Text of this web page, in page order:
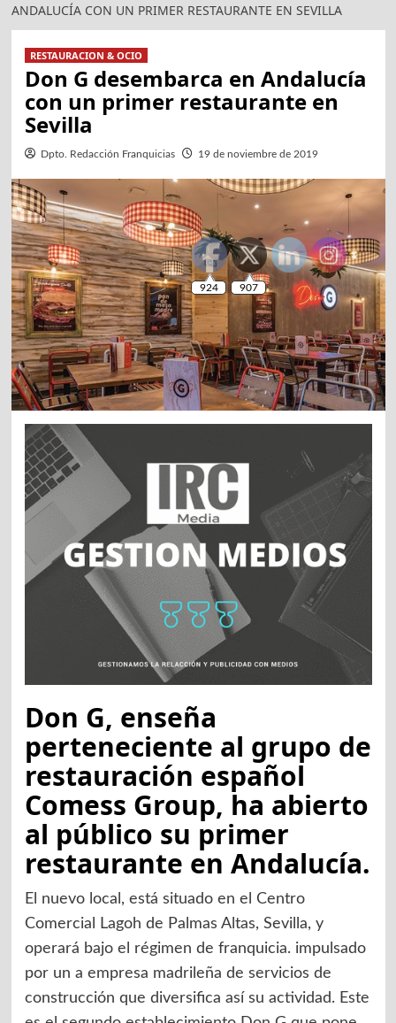
ANDALUCÍA CON UN PRIMER RESTAURANTE EN SEVILLA
RESTAURACION & OCIO
Don G desembarca en Andalucía
con un primer restaurante en
Sevilla
Dpto. Redacción Franquicias 19 de noviembre de 2019
Don G, enseña
perteneciente al grupo de
restauración español
Comess Group, ha abierto
al público su primer
restaurante en Andalucía.
El nuevo local, está situado en el Centro
Comercial Lagoh de Palmas Altas, Sevilla, y
operará bajo el régimen de franquicia. impulsado
por un a empresa madrileña de servicios de
construcción que diversifica así su actividad. Este